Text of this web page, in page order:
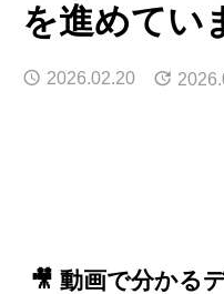
を進めてい
2026.02.20
🎥 動画で分かる